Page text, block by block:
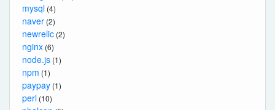
mysql (4)
naver (2)
newrelic (2)
nginx (6)
node.js (1)
npm (1)
paypay (1)
perl (10)